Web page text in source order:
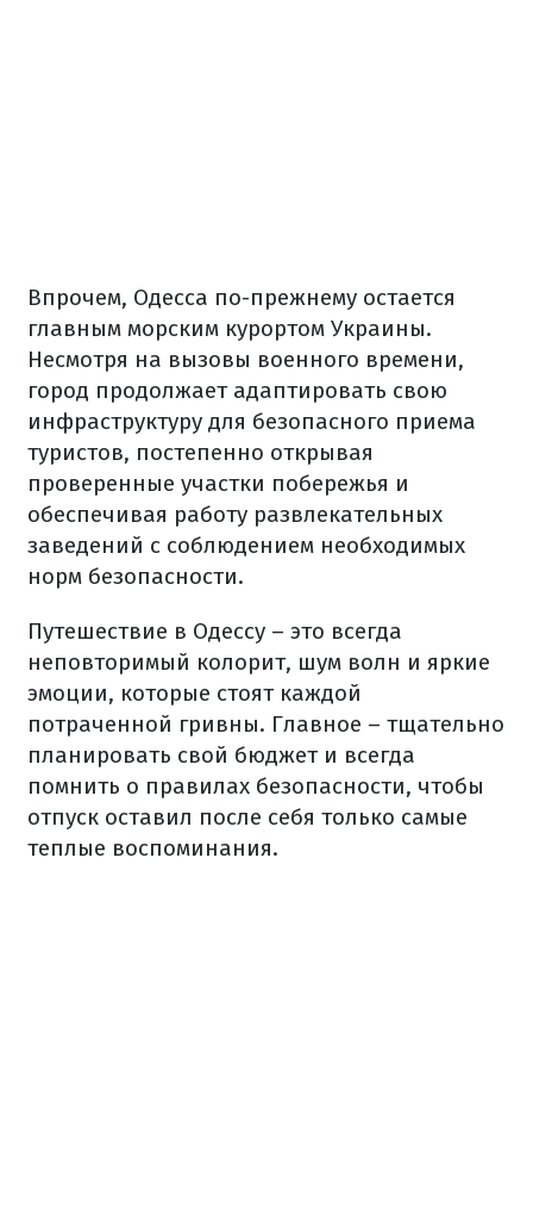
Впрочем, Одесса по-прежнему остается
главным морским курортом Украины.
Несмотря на вызовы военного времени,
город продолжает адаптировать свою
инфраструктуру для безопасного приема
туристов, постепенно открывая
проверенные участки побережья и
обеспечивая работу развлекательных
заведений с соблюдением необходимых
норм безопасности.
Путешествие в Одессу – это всегда
неповторимый колорит, шум волн и яркие
эмоции, которые стоят каждой
потраченной гривны. Главное – тщательно
планировать свой бюджет и всегда
помнить о правилах безопасности, чтобы
отпуск оставил после себя только самые
теплые воспоминания.